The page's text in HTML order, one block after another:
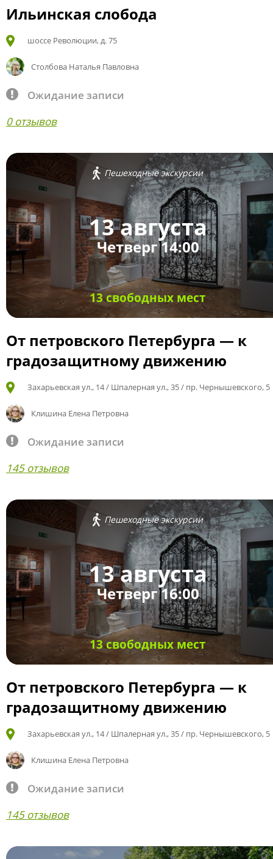
Ильинская слобода
шоссе Революции, д. 75
Столбова Наталья Павловна
Ожидание записи
0 отзывов
Пешеходные экскурсии
13 августа
Четверг 14:00
13 свободных мест
От петровского Петербурга — к
градозащитному движению
Захарьевская ул., 14 / Шпалерная ул., 35 / пр. Чернышевского, 5
Клишина Елена Петровна
Ожидание записи
145 отзывов
Пешеходные экскурсии
13 августа
Четверг 16:00
13 свободных мест
От петровского Петербурга — к
градозащитному движению
Захарьевская ул., 14 / Шпалерная ул., 35 / пр. Чернышевского, 5
Клишина Елена Петровна
Ожидание записи
145 отзывов